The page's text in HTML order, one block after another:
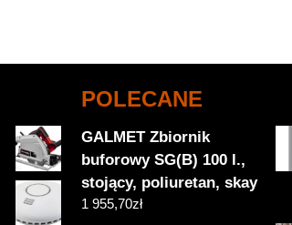
POLECANE
GALMET Zbiornik
buforowy SG(B) 100 l.,
stojący, poliuretan, skay
1 955,70zł